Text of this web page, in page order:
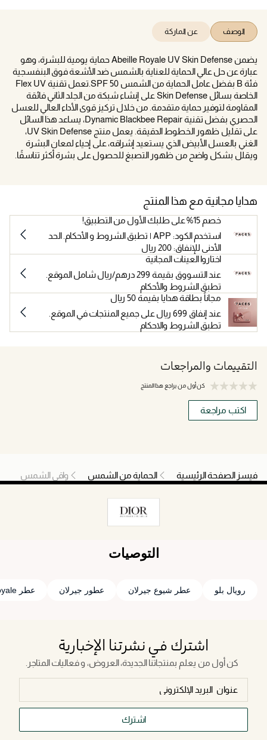
الوصف عن الماركة
يضمن Abeille Royale UV Skin Defense حماية يومية للبشرة، وهو
عبارة عن حل عالي الحماية للعناية بالشمس ضد الأشعة فوق البنفسجية
فئة B بفضل عامل الحماية من الشمس SPF 50.تعمل تقنية Flex UV
الخاصة بسائل Skin Defense على إنشاء شبكة من الجلد الثاني فائقة
المقاومة لتوفير حماية متقدمة. من خلال تركيز قوى الأداء العالي للعسل
الحصري بفضل تقنية Dynamic Blackbee Repair، يساعد هذا السائل
على تقليل ظهور الخطوط الدقيقة. يعمل منتج UV Skin Defense،
الغني بالعسل الأبيض الذي يستعيد إشراقه، على إحياء لمعان البشرة
ويقلل بشكل واضح من ظهور التصبغ للحصول على بشرة أكثر تناسقًا.
هدايا مجانية مع هذا المنتج
خصم 15% على طلبك الأول من التطبيق!
استخدم الكود: APP | تطبق الشروط و الأحكام. الحد
الأدنى للإنفاق: 200 ريال
اختاروا العينات المجانية
عند التسووق بقيمة 299 درهم/ريال شامل الموقع.
تطبق الشروط والأحكام
مجاناً بطاقة هدايا بقيمة 50 ريال
عند إنفاق 699 ريال على جميع المنتجات في الموقع.
تطبق الشروط والاحكام
التقييمات والمراجعات
كن أول من يراجع هذا المنتج
اكتب مراجعة
فيسز الصفحة الرئيسية الحماية من الشمس واقي الشمس
التوصيات
رويال بلو عطر شيوع جيرلان عطور جيرلان عطر royale
اشترك في نشرتنا الإخبارية
كن أول من يعلم بمنتجاتنا الجديدة، العروض، و فعاليات المتاجر.
اشترك